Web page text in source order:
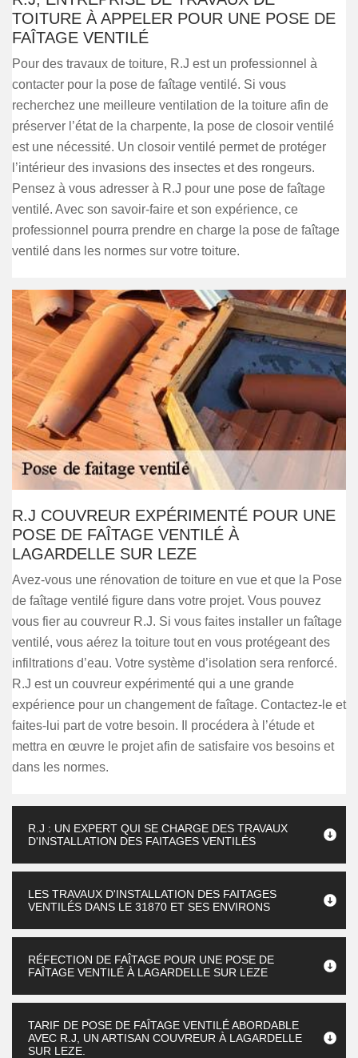
TOITURE À APPELER POUR UNE POSE DE
FAÎTAGE VENTILÉ
Pour des travaux de toiture, R.J est un professionnel à
contacter pour la pose de faîtage ventilé. Si vous
recherchez une meilleure ventilation de la toiture afin de
préserver l’état de la charpente, la pose de closoir ventilé
est une nécessité. Un closoir ventilé permet de protéger
l’intérieur des invasions des insectes et des rongeurs.
Pensez à vous adresser à R.J pour une pose de faîtage
ventilé. Avec son savoir-faire et son expérience, ce
professionnel pourra prendre en charge la pose de faîtage
ventilé dans les normes sur votre toiture.
R.J COUVREUR EXPÉRIMENTÉ POUR UNE
POSE DE FAÎTAGE VENTILÉ À
LAGARDELLE SUR LEZE
Avez-vous une rénovation de toiture en vue et que la Pose
de faîtage ventilé figure dans votre projet. Vous pouvez
vous fier au couvreur R.J. Si vous faites installer un faîtage
ventilé, vous aérez la toiture tout en vous protégeant des
infiltrations d’eau. Votre système d’isolation sera renforcé.
R.J est un couvreur expérimenté qui a une grande
expérience pour un changement de faîtage. Contactez-le et
faites-lui part de votre besoin. Il procédera à l’étude et
mettra en œuvre le projet afin de satisfaire vos besoins et
dans les normes.
R.J : UN EXPERT QUI SE CHARGE DES TRAVAUX
D'INSTALLATION DES FAITAGES VENTILÉS
LES TRAVAUX D'INSTALLATION DES FAITAGES
VENTILÉS DANS LE 31870 ET SES ENVIRONS
RÉFECTION DE FAÎTAGE POUR UNE POSE DE
FAÎTAGE VENTILÉ À LAGARDELLE SUR LEZE
TARIF DE POSE DE FAÎTAGE VENTILÉ ABORDABLE
AVEC R.J, UN ARTISAN COUVREUR À LAGARDELLE
SUR LEZE.